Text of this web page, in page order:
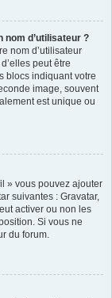
nom d’utilisateur ?
nom d’utilisateur
peut être
blocs indiquant votre
image, souvent
est unique ou
» vous pouvez ajouter
suivantes : Gravatar,
activer ou non les
Si vous ne
du forum.